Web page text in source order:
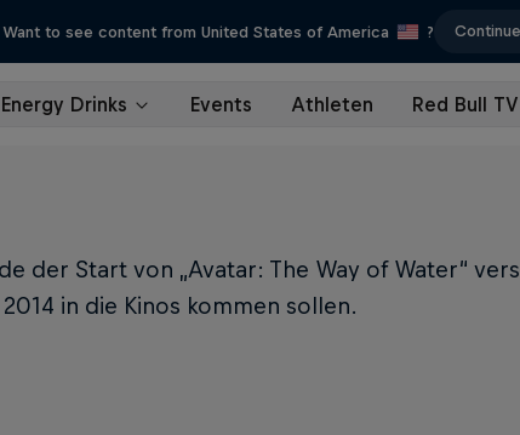
Want to see content from United States of America ? Continue
Energy Drinks Events Athleten Red Bull TV
der Start von „Avatar: The Way of Water“
in die Kinos kommen sollen.